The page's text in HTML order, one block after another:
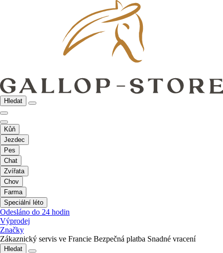
Hledat
Kůň
Jezdec
Pes
Chat
Zvířata
Chov
Farma
Speciální léto
Odesláno do 24 hodin
Výprodej
Značky
Zákaznický servis ve Francie Bezpečná platba Snadné vracení
Hledat